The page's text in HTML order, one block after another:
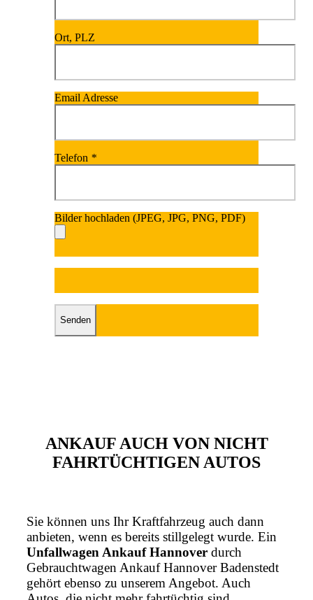
Ort, PLZ
Email Adresse
Telefon *
Bilder hochladen (JPEG, JPG, PNG, PDF)
Bitte lasse dieses Feld leer.
ANKAUF AUCH VON NICHT
FAHRTÜCHTIGEN AUTOS
Sie können uns Ihr Kraftfahrzeug auch dann
anbieten, wenn es bereits stillgelegt wurde. Ein
Unfallwagen Ankauf Hannover durch
Gebrauchtwagen Ankauf Hannover Badenstedt
gehört ebenso zu unserem Angebot. Auch